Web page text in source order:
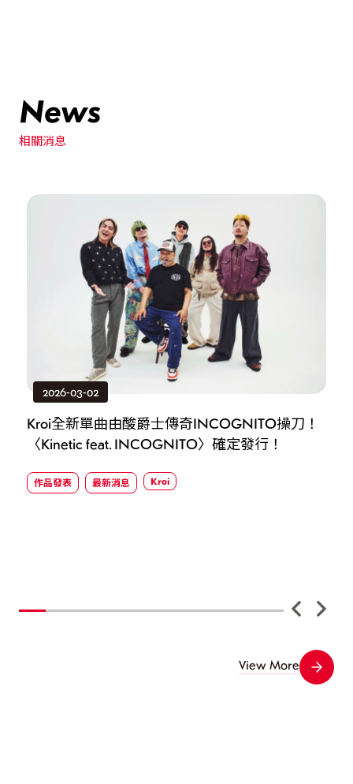
News
相關消息
2026-03-02
Kroi全新單曲由酸爵士傳奇INCOGNITO操刀！
〈Kinetic feat. INCOGNITO〉確定發行！
作品發表 最新消息 Kroi
View More